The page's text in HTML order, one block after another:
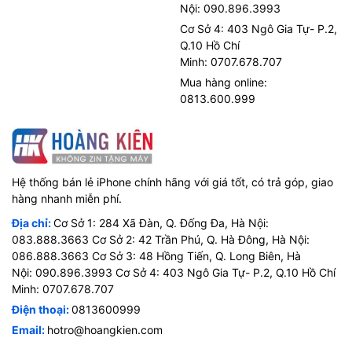
Nội: 090.896.3993
Cơ Sở 4: 403 Ngô Gia Tự- P.2,
Q.10 Hồ Chí
Minh: 0707.678.707
Mua hàng online:
0813.600.999
Hệ thống bán lẻ iPhone chính hãng với giá tốt, có trả góp, giao
hàng nhanh miễn phí.
Địa chỉ:Cơ Sở 1: 284 Xã Đàn, Q. Đống Đa, Hà Nội:
083.888.3663 Cơ Sở 2: 42 Trần Phú, Q. Hà Đông, Hà Nội:
086.888.3663 Cơ Sở 3: 48 Hồng Tiến, Q. Long Biên, Hà
Nội: 090.896.3993 Cơ Sở 4: 403 Ngô Gia Tự- P.2, Q.10 Hồ Chí
Minh: 0707.678.707
Điện thoại:0813600999
Email: hotro@hoangkien.com